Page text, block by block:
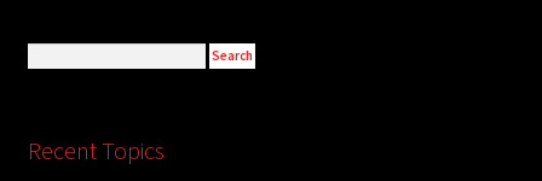
Recent Topics